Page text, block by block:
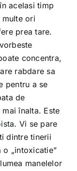
acelasi timp
ori
prea tare.
concentra,
rabdare sa
pentru a se
de
înalta. Este
Vi se pare
dintre tinerii
o „intoxicatie”
manelelor